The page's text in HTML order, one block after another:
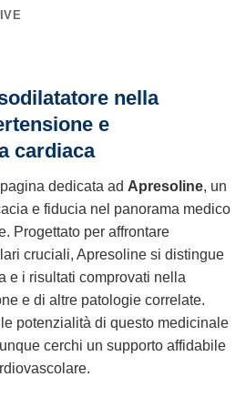
nella
e
cardiaca
dedicata ad Apresoline, un
e fiducia nel panorama medico
Progettato per affrontare
cruciali, Apresoline si distingue
e i risultati comprovati nella
e di altre patologie correlate.
potenzialità di questo medicinale
cerchi un supporto affidabile